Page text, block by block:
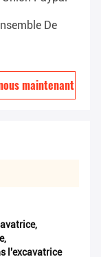
De
maintenant
,
,
l'excavatrice